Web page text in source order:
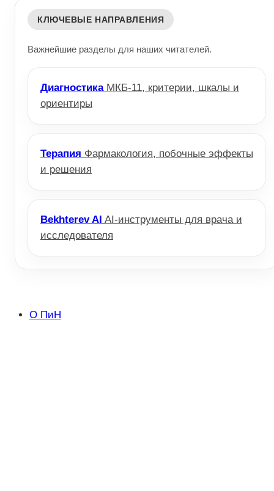
КЛЮЧЕВЫЕ НАПРАВЛЕНИЯ
Важнейшие разделы для наших читателей.
Диагностика МКБ-11, критерии, шкалы и
ориентиры
Терапия Фармакология, побочные эффекты
и решения
Bekhterev AI AI-инструменты для врача и
исследователя
О ПиН